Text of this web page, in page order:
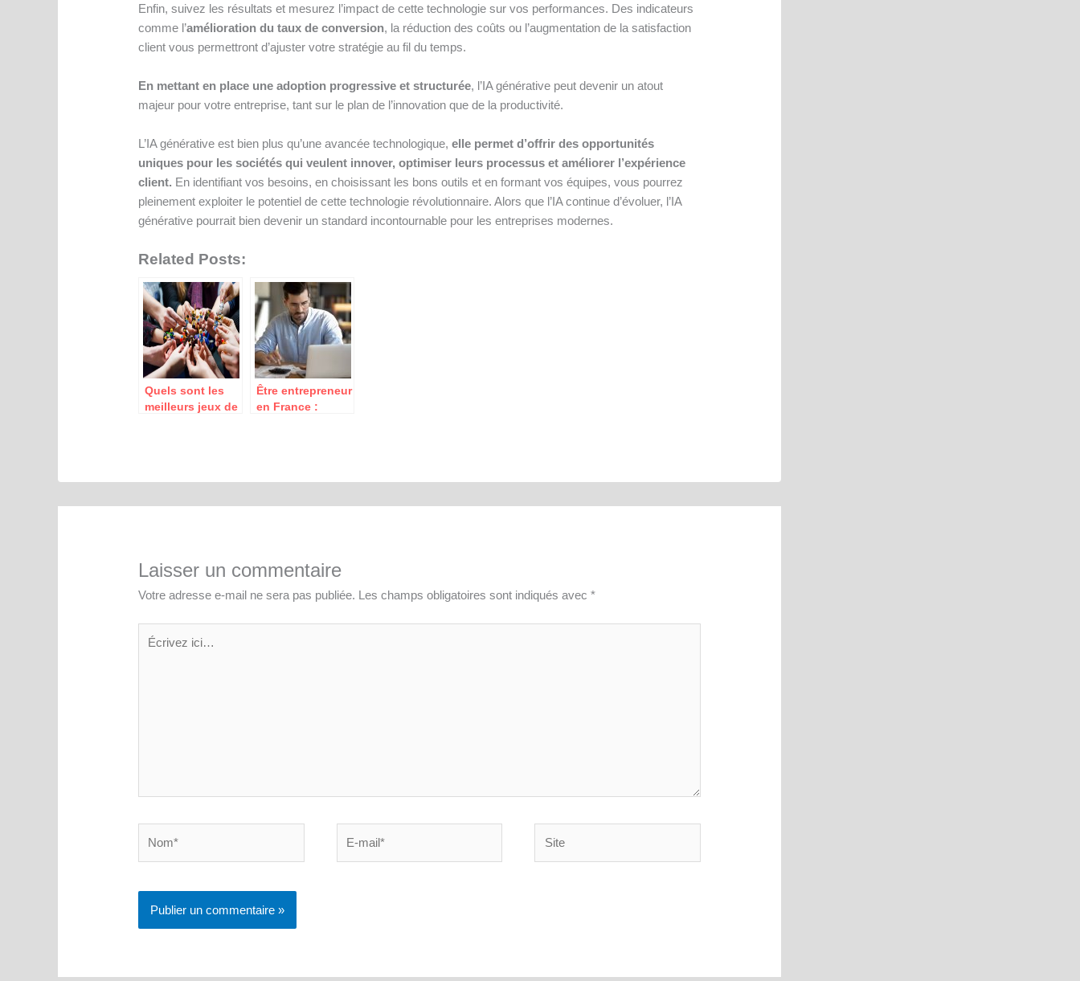
Enfin, suivez les résultats et mesurez l’impact de cette technologie sur vos performances. Des indicateurs
comme l’amélioration du taux de conversion, la réduction des coûts ou l’augmentation de la satisfaction
client vous permettront d’ajuster votre stratégie au fil du temps.
En mettant en place une adoption progressive et structurée, l’IA générative peut devenir un atout
majeur pour votre entreprise, tant sur le plan de l’innovation que de la productivité.
L’IA générative est bien plus qu’une avancée technologique,elle permet d’offrir des opportunités
uniques pour les sociétés qui veulent innover, optimiser leurs processus et améliorer l’expérience
client. En identifiant vos besoins, en choisissant les bons outils et en formant vos équipes, vous pourrez
pleinement exploiter le potentiel de cette technologie révolutionnaire. Alors que l’IA continue d’évoluer, l’IA
générative pourrait bien devenir un standard incontournable pour les entreprises modernes.
Related Posts:
Quels sont les
meilleurs jeux de
Être entrepreneur
en France :
Laisser un commentaire
Votre adresse e-mail ne sera pas publiée. Les champs obligatoires sont indiqués avec*
ici…
mail*